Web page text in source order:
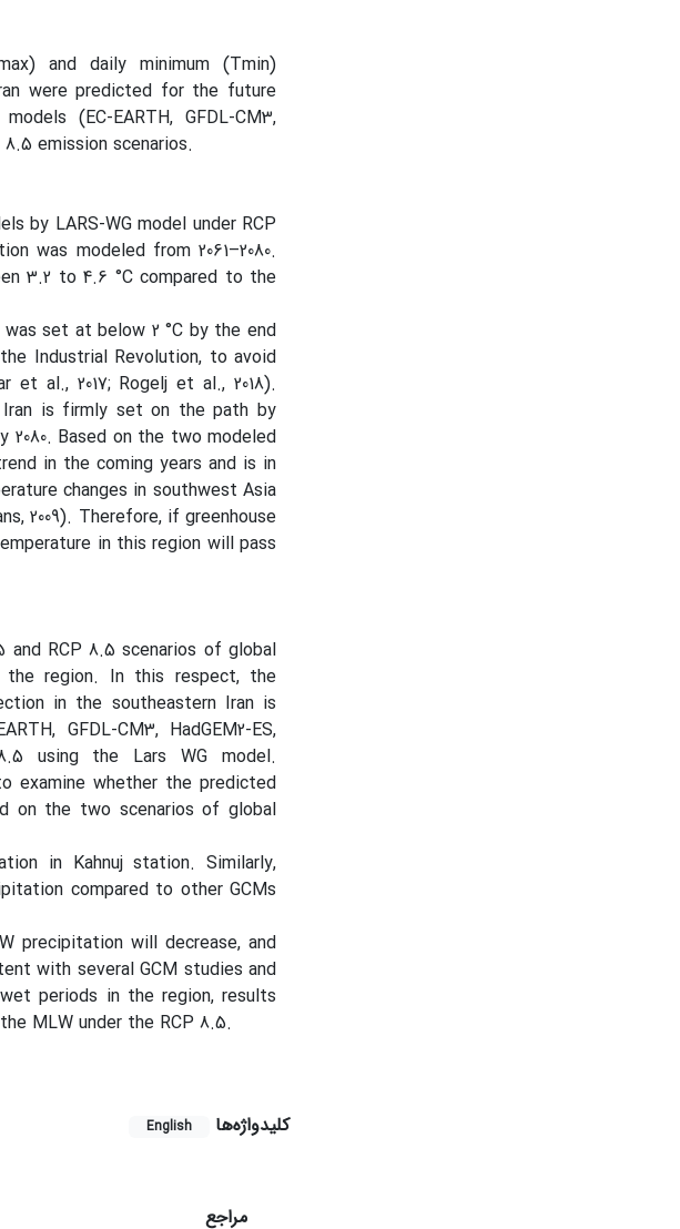
and daily minimum (Tmin)
were predicted for the future
(EC-EARTH, GFDL-CM3,
8.5 emission scenarios.
by LARS-WG model under RCP
was modeled from 2061–2080.
3.2 to 4.6 °C compared to the
set at below 2 °C by the end
Industrial Revolution, to avoid
et al., 2017; Rogelj et al., 2018).
is firmly set on the path by
2080. Based on the two modeled
in the coming years and is in
changes in southwest Asia
2009). Therefore, if greenhouse
in this region will pass
RCP 8.5 scenarios of global
the region. In this respect, the
in the southeastern Iran is
GFDL-CM3, HadGEM2-ES,
using the Lars WG model.
examine whether the predicted
on the two scenarios of global
in Kahnuj station. Similarly,
compared to other GCMs
precipitation will decrease, and
with several GCM studies and
periods in the region, results
MLW under the RCP 8.5.
کلیدواژه‌ها English
مراجع